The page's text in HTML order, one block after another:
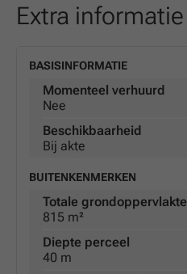
Extra informatie
BASISINFORMATIE
Momenteel verhuurd
Nee
Beschikbaarheid
Bij akte
BUITENKENMERKEN
Totale grondoppervlakte
815 m²
Diepte perceel
40 m